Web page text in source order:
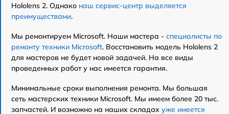
Hololens 2. Однако наш сервис-центр выделяется
преимуществами.
Мы ремонтируем Microsoft. Наши мастера - специалисты по
ремонту техники Microsoft. Восстановить модель Hololens 2
для мастеров не будет новой задачей. На все виды
проведенных работ у нас имеется гарантия.
Минимальные сроки выполнения ремонта. Мы большая
сеть мастерских техники Microsoft. Мы имеем более 20 тыс.
запчастей. И возможно на наших складах уже имеется